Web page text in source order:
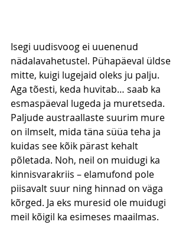
Isegi uudisvoog ei uuenenud
nädalavahetustel. Pühapäeval üldse
mitte, kuigi lugejaid oleks ju palju.
Aga tõesti, keda huvitab… saab ka
esmaspäeval lugeda ja muretseda.
Paljude austraallaste suurim mure
on ilmselt, mida täna süüa teha ja
kuidas see kõik pärast kehalt
põletada. Noh, neil on muidugi ka
kinnisvarakriis – elamufond pole
piisavalt suur ning hinnad on väga
kõrged. Ja eks muresid ole muidugi
meil kõigil ka esimeses maailmas.